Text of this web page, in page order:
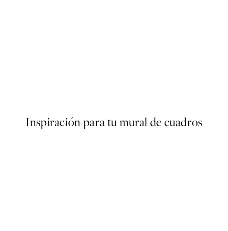
Inspiración para tu mural de cuadros